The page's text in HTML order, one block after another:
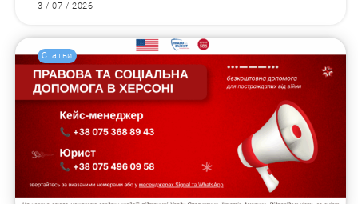
3 / 07 / 2026
Статьи